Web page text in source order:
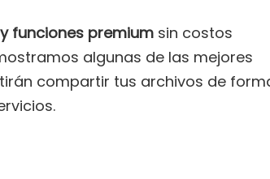
funciones premium sin costos
algunas de las mejores
compartir tus archivos de